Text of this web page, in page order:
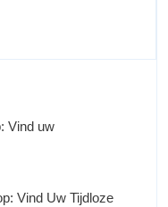
Vind uw
Vind Uw Tijdloze